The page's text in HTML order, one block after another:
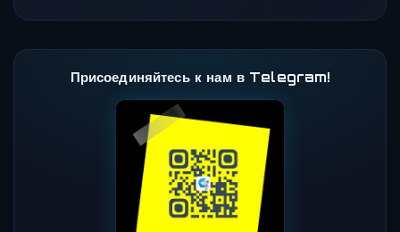
Присоединяйтесь к нам в Telegram!